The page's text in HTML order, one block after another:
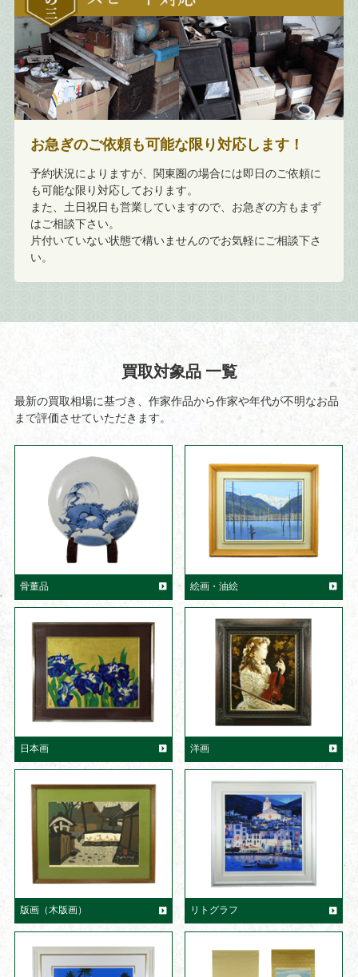
お急ぎのご依頼も可能な限り対応します！
予約状況によりますが、関東圏の場合には即日のご依頼に
も可能な限り対応しております。
また、土日祝日も営業していますので、お急ぎの方もまず
はご相談下さい。
片付いていない状態で構いませんのでお気軽にご相談下さ
い。
買取対象品 一覧
最新の買取相場に基づき、作家作品から作家や年代が不明なお品
まで評価させていただきます。
骨董品 絵画・油絵
日本画 洋画
版画（木版画） リトグラフ